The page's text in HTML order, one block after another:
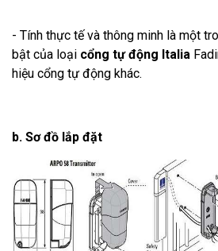
- Tính thực tế và thông minh là một
bật của loại cổng tự động Italia
hiệu cổng tự động khác.
b. Sơ đồ lắp đặt